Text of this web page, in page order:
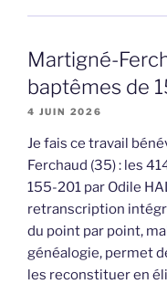
Martigné-
baptêmes de
4 JUIN 2026
Je fais ce travail
Ferchaud (35) : les
155-201 par Odile
retranscription
du point par point,
généalogie, permet
les reconstituer en